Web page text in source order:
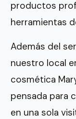
productos
herramientas
Además del
nuestro local
cosmética
pensada para
en una sola